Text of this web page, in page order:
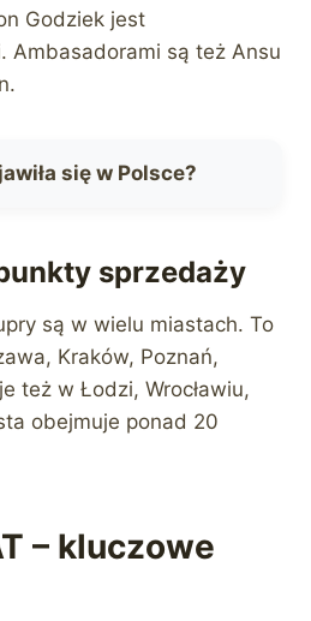
Godziek jest
Ambasadorami są też Ansu
się w Polsce?
sprzedaży
są w wielu miastach. To
Kraków, Poznań,
też w Łodzi, Wrocławiu,
obejmuje ponad 20
– kluczowe